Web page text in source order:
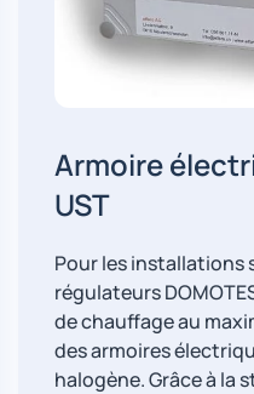
Armoire
UST
Pour les installations
régulateurs
de chauffage au
des armoires
halogène. Grâce à la